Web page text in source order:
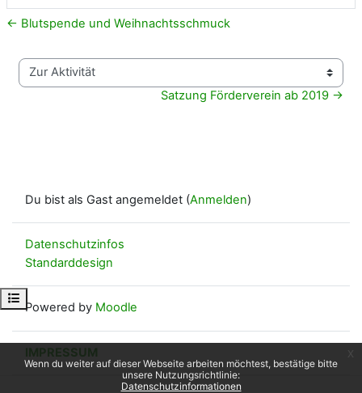
Wenn du weiter auf dieser Webseite arbeiten möchtest, bestätige bitte
unsere Nutzungsrichtlinie:
Datenschutzinformationen
Kursindex öffnen
← Blutspende und Weihnachtsschmuck
Zur Aktivität
Satzung Förderverein ab 2019 →
Du bist als Gast angemeldet (Anmelden)
Datenschutzinfos
Standarddesign
Powered by Moodle
IMPRESSUM